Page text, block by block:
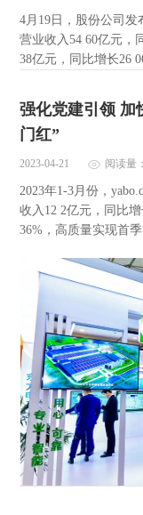
4月19日，股份公司发
营业收入54 60亿元，
38亿元，同比增长26
强化党建引领 加
门红”
2023-04-21 阅读量
2023年1-3月份，
收入12 2亿元，同比
36%，高质量实现首